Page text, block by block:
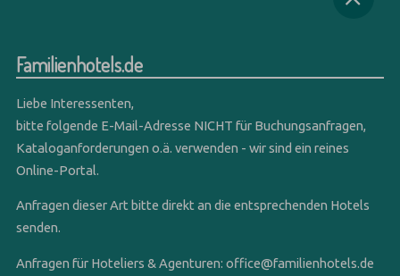
Familienhotels.de
Liebe Interessenten,
bitte folgende E-Mail-Adresse NICHT für Buchungsanfragen,
Kataloganforderungen o.ä. verwenden - wir sind ein reines
Online-Portal.
Anfragen dieser Art bitte direkt an die entsprechenden Hotels
senden.
Anfragen für Hoteliers & Agenturen:office@familienhotels.de